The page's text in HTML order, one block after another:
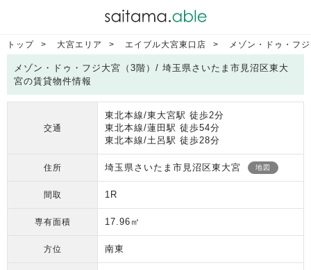
トップ 大宮エリア エイブル大宮東口店 メゾン・ドゥ・フ
メゾン・ドゥ・フジ大宮（3階）/ 埼玉県さいたま市見沼区東大
宮の賃貸物件情報
交通
東北本線/東大宮駅 徒歩2分
東北本線/蓮田駅 徒歩54分
東北本線/土呂駅 徒歩28分
住所 埼玉県さいたま市見沼区東大宮 地図
間取 1R
専有面積 17.96㎡
方位 南東